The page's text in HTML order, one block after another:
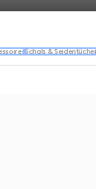
Schals & Seidentücher